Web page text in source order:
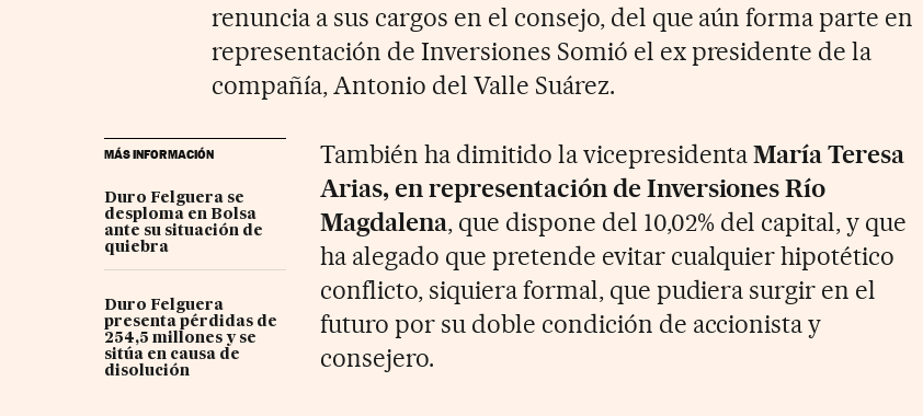
renuncia a sus cargos en el consejo, del que aún forma parte en
representación de Inversiones Somió el ex presidente de la
compañía, Antonio del Valle Suárez.
MÁS INFORMACIÓN
Duro Felguera se
desploma en Bolsa
ante su situación de
quiebra
Duro Felguera
presenta pérdidas de
254,5 millones y se
sitúa en causa de
disolución
También ha dimitido la vicepresidentaMaría Teresa
Arias, en representación de Inversiones Río
Magdalena, que dispone del 10,02% del capital, y que
ha alegado que pretende evitar cualquier hipotético
conflicto, siquiera formal, que pudiera surgir en el
futuro por su doble condición de accionista y
consejero.